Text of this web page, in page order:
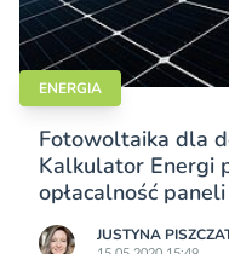
ENERGIA
Fotowoltaika dla
Kalkulator Energi
opłacalność
JUSTYNA